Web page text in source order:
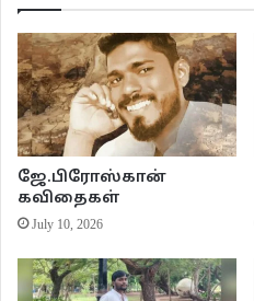
ஜே.பிரோஸ்கான்
கவிதைகள்
July 10, 2026